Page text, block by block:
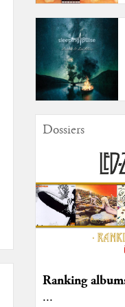
Dossiers
Ranking
...